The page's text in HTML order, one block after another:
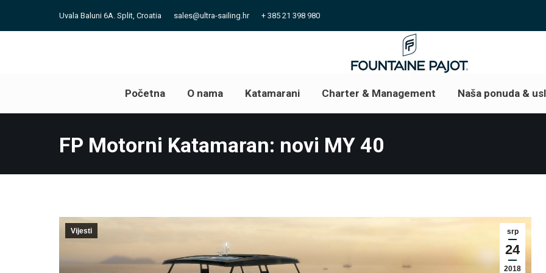
Uvala Baluni 6A. Split, Croatia sales@ultra-sailing.hr + 385 21 398 980
Početna O nama Katamarani Charter & Management Naša ponuda &
FP Motorni Katamaran: novi MY 40
srp
24
2018
Vijesti
Početna O nama Katamarani